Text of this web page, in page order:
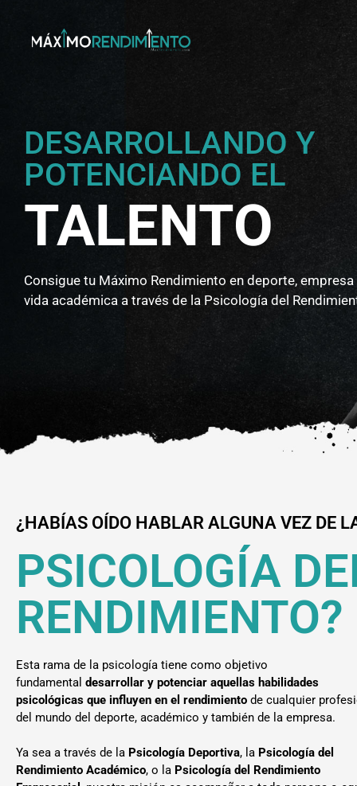
DESARROLLANDO Y
POTENCIANDO EL
TALENTO
Consigue tu Máximo Rendimiento en deporte, empresa
vida académica a través de la Psicología del
¿HABÍAS OÍDO HABLAR ALGUNA VEZ DE
PSICOLOGÍA
RENDIMIENTO?
Esta rama de la psicología tiene como objetivo
fundamental desarrollar y potenciar aquellas habilidades
psicológicas que influyen en el rendimiento de cualquier
del mundo del deporte, académico y también de la empresa.
Ya sea a través de la Psicología Deportiva, la Psicología del
Rendimiento Académico, o la Psicología del Rendimiento